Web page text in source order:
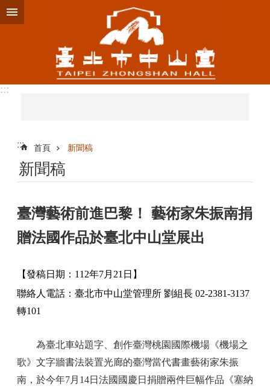
跳到主要內容區塊
:::
::: 首頁 新聞稿
新聞稿
臺灣藝術前進巴黎！ 藝術家朱振南捐
贈法國作品於臺北中山堂展出
【發稿日期：112年7月21 日】
聯絡人電話：臺北市中山堂管理所 劉組長 02-2381-3137
轉101
為臺北車站題字、創作臺灣桃園國際機場《機場之
歌》文字牆書法裝置光廊的臺灣當代書畫藝術家朱振
南，於今年7月14日法國國慶日捐贈兩件巨幅作品《塞納